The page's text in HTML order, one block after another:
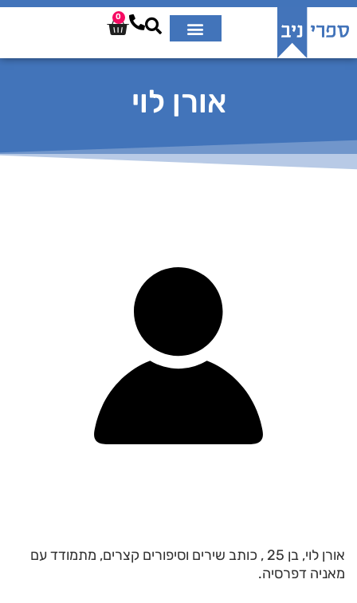
0
אורן לוי
אורן לוי, בן 25 , כותב שירים וסיפורים קצרים, מתמודד עם
מאניה דפרסיה.